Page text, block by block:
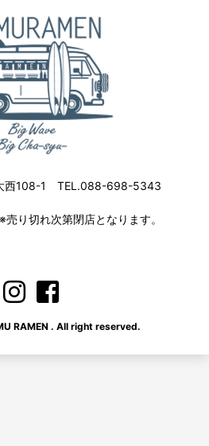
西108-1 TEL.088-698-5343
り切れ次第閉店となります。
RAMEN . All right reserved.